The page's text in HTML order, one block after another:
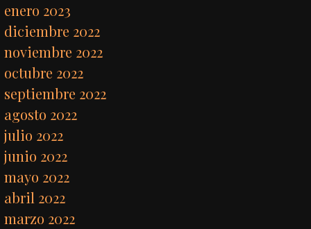
enero 2023
diciembre 2022
noviembre 2022
octubre 2022
septiembre 2022
agosto 2022
julio 2022
junio 2022
mayo 2022
abril 2022
marzo 2022